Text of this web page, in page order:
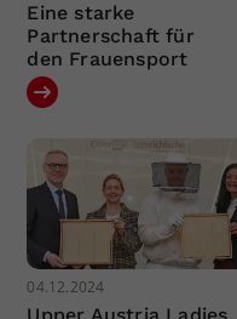
Eine starke
Partnerschaft für
den Frauensport
04.12.2024